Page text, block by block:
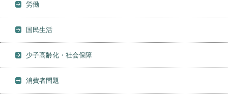
労働
国民生活
少子高齢化・社会保障
消費者問題